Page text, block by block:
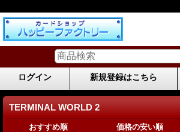
ログイン 新規登録はこちら
TERMINAL WORLD 2
おすすめ順 価格の安い順